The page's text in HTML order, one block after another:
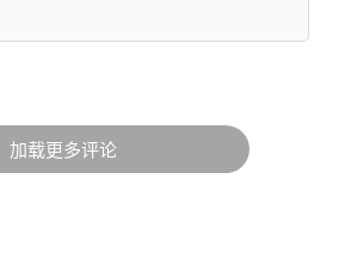
加载更多评论